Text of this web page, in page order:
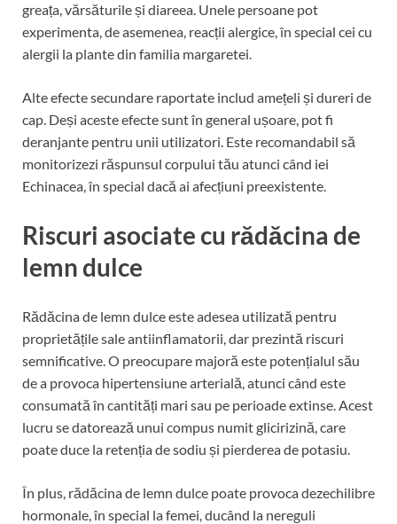
greața, vărsăturile și diareea. Unele persoane pot
experimenta, de asemenea, reacții alergice, în special cei cu
alergii la plante din familia margaretei.
Alte efecte secundare raportate includ amețeli și dureri de
cap. Deși aceste efecte sunt în general ușoare, pot fi
deranjante pentru unii utilizatori. Este recomandabil să
monitorizezi răspunsul corpului tău atunci când iei
Echinacea, în special dacă ai afecțiuni preexistente.
Riscuri asociate cu rădăcina de
lemn dulce
Rădăcina de lemn dulce este adesea utilizată pentru
proprietățile sale antiinflamatorii, dar prezintă riscuri
semnificative. O preocupare majoră este potențialul său
de a provoca hipertensiune arterială, atunci când este
consumată în cantități mari sau pe perioade extinse. Acest
lucru se datorează unui compus numit glicirizină, care
poate duce la retenția de sodiu și pierderea de potasiu.
În plus, rădăcina de lemn dulce poate provoca dezechilibre
hormonale, în special la femei, ducând la nereguli